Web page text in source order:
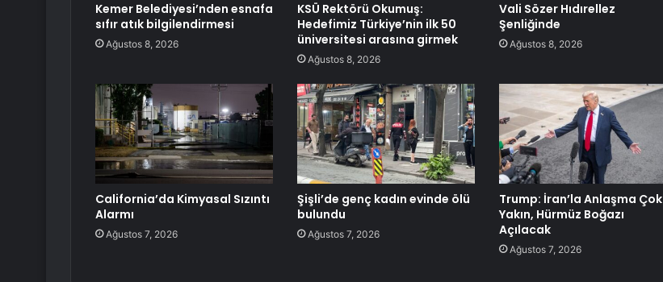
Kemer Belediyesi’nden esnafa
sıfır atık bilgilendirmesi
Ağustos 8, 2026
KSÜ Rektörü Okumuş:
Hedefimiz Türkiye’nin ilk 50
üniversitesi arasına girmek
Ağustos 8, 2026
Vali Sözer Hıdırellez
Şenliğinde
Ağustos 8, 2026
California’da Kimyasal Sızıntı
Alarmı
Ağustos 7, 2026
Şişli’de genç kadın evinde ölü
bulundu
Ağustos 7, 2026
Trump: İran’la Anlaşma Çok
Yakın, Hürmüz Boğazı
Açılacak
Ağustos 7, 2026